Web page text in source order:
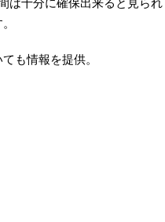
は十分に確保出来ると見られ
も情報を提供。